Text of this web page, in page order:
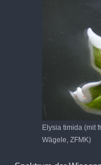
Elysia timida (mit
Wägele, ZFMK)